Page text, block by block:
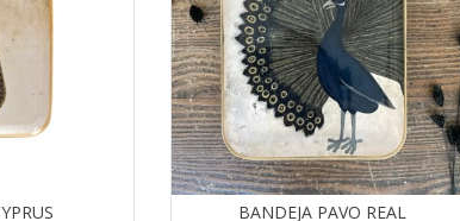
BANDEJA PAVO REAL